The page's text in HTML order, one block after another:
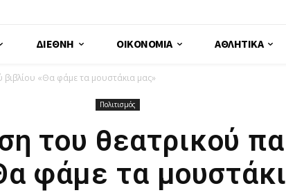
ΔΙΕΘΝΉ ΟΙΚΟΝΟΜΊΑ ΑΘΛΗΤΙΚΆ
«Θα φάμε τα μουστάκια μας»
Πολιτισμός
του θεατρικού
φάμε τα